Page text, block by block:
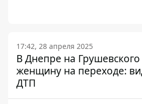
17:42, 28 апреля 2025
В Днепре на
женщину на переходе:
ДТП